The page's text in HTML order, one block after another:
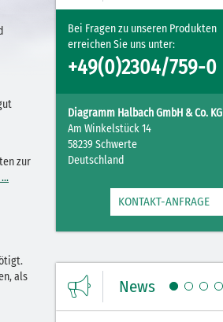
zur
als
Bei Fragen zu unseren Produkten
erreichen Sie uns unter:
+49(0)2304/759-0
Diagramm Halbach GmbH & Co. KG
Am Winkelstück 14
58239 Schwerte
Deutschland
KONTAKT-ANFRAGE
News